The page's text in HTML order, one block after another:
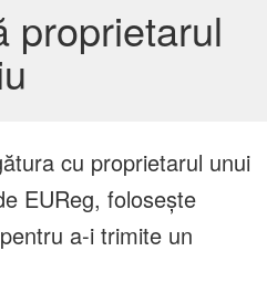
proprietarul
cu proprietarul unui
EUReg, folosește
a-i trimite un